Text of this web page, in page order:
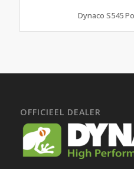
Dynaco S545
OFFICIEEL DEALER